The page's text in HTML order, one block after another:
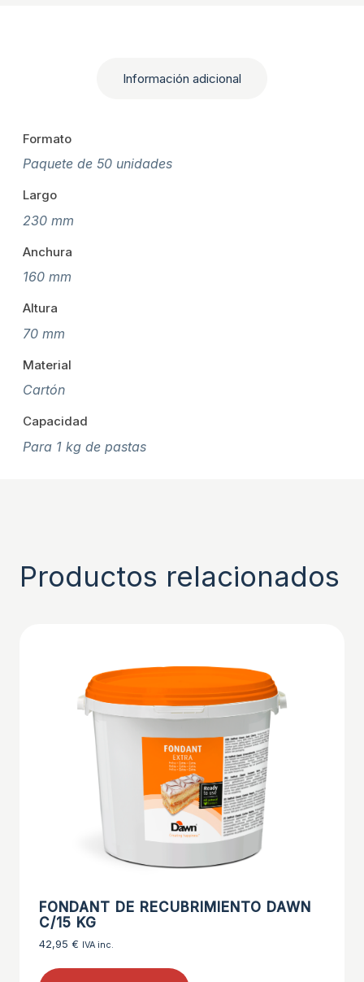
Información adicional
Formato
Paquete de 50 unidades
Largo
230 mm
Anchura
160 mm
Altura
70 mm
Material
Cartón
Capacidad
Para 1 kg de pastas
Productos relacionados
FONDANT DE RECUBRIMIENTO DAWN
C/15 KG
42,95 € IVA inc.